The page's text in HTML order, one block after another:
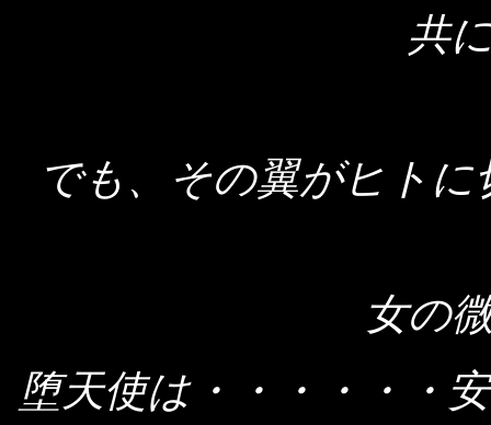
共
でも、その翼がヒト
女の
堕天使は・・・・・・